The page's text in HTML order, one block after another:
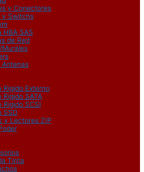
y Conectores
y Switchs
HBA SAS
de Red
Murales
Antenas
Rigido Externo
Rigido SATA
Rigido SCSI
SSD
y Lectores ZIP
Tinta